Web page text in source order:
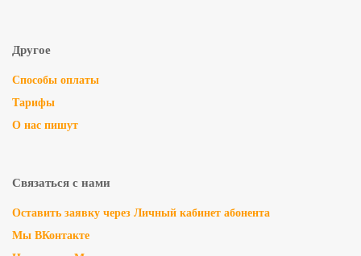
Другое
Способы оплаты
Тарифы
О нас пишут
Связаться с нами
Оставить заявку через Личный кабинет абонента
Мы ВКонтакте